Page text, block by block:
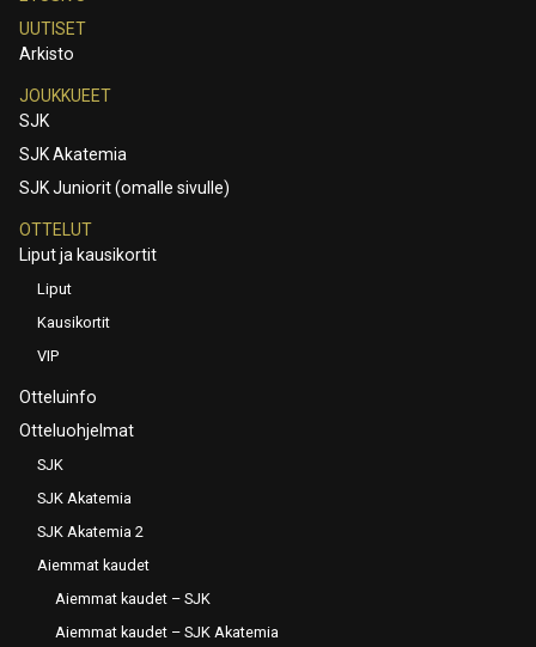
UUTISET
Arkisto
JOUKKUEET
SJK
SJK Akatemia
SJK Juniorit (omalle sivulle)
OTTELUT
Liput ja kausikortit
Liput
Kausikortit
VIP
Otteluinfo
Otteluohjelmat
SJK
SJK Akatemia
SJK Akatemia 2
Aiemmat kaudet
Aiemmat kaudet – SJK
Aiemmat kaudet – SJK Akatemia